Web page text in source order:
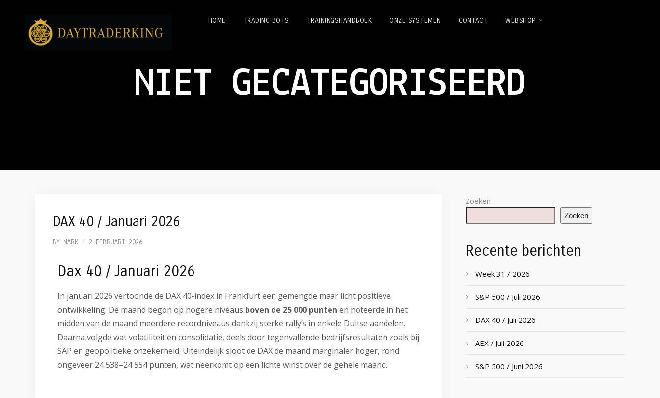
HOME TRADING BOTS TRAININGSHANDBOEK ONZE SYSTEMEN CONTACT WEBSHOP
NIET GECATEGORISEERD
DAX 40 / Januari 2026
BY MARK 2 FEBRUARI 2026
Dax 40 / Januari 2026
In januari 2026 vertoonde de DAX 40-index in Frankfurt een gemengde maar licht positieve
ontwikkeling. De maand begon op hogere niveaus boven de 25 000 punten en noteerde in het
midden van de maand meerdere recordniveaus dankzij sterke rally’s in enkele Duitse aandelen.
Daarna volgde wat volatiliteit en consolidatie, deels door tegenvallende bedrijfsresultaten zoals bij
SAP en geopolitieke onzekerheid. Uiteindelijk sloot de DAX de maand marginaler hoger, rond
ongeveer 24 538–24 554 punten, wat neerkomt op een lichte winst over de gehele maand.
Zoeken
Zoeken
Recente berichten
Week 31 / 2026
S&P 500 / Juli 2026
DAX 40 / Juli 2026
AEX / Juli 2026
S&P 500 / Juni 2026